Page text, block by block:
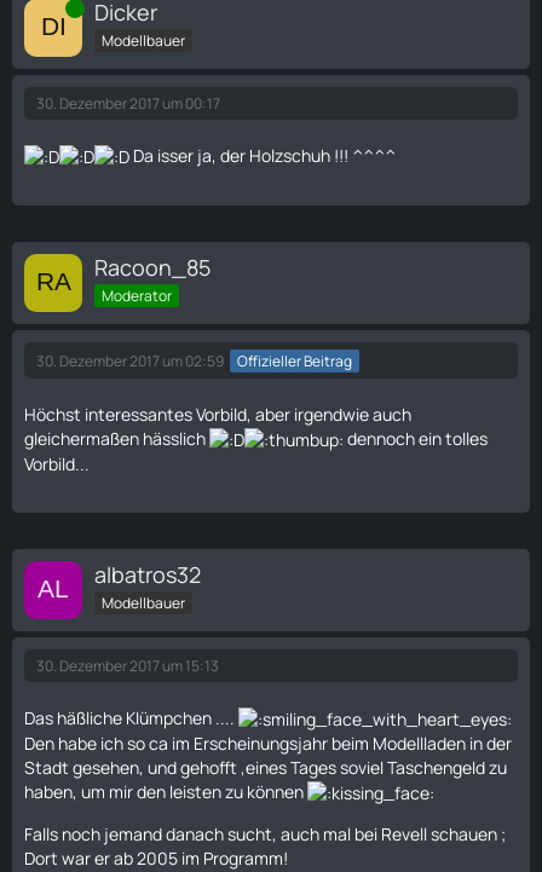
Online Dicker
Modellbauer
30. Dezember 2017 um 00:17
Da isser ja, der Holzschuh !!! ^^^^
Racoon_85
Moderator
30. Dezember 2017 um 02:59 Offizieller Beitrag
Höchst interessantes Vorbild, aber irgendwie auch
gleichermaßen hässlich
dennoch ein tolles
Vorbild...
albatros32
Modellbauer
30. Dezember 2017 um 15:13
Das häßliche Klümpchen ....
Den habe ich so ca im Erscheinungsjahr beim Modellladen in der
Stadt gesehen, und gehofft ,eines Tages soviel Taschengeld zu
haben, um mir den leisten zu können
Falls noch jemand danach sucht, auch mal bei Revell schauen ;
Dort war er ab 2005 im Programm!